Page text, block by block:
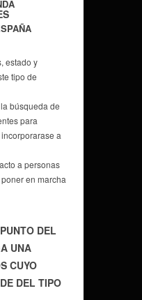
estado y
tipo de
búsqueda de
para
a
a personas
en marcha
DEL
UNA
CUYO
DEL TIPO